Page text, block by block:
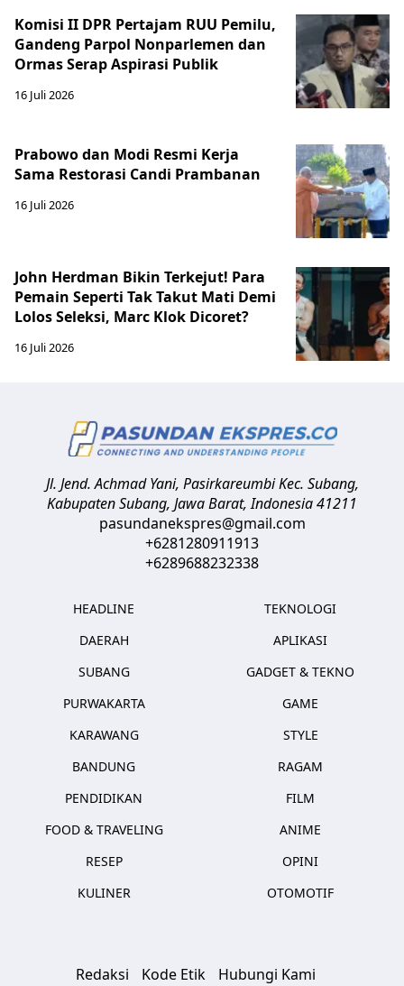
Komisi II DPR Pertajam RUU Pemilu,
Gandeng Parpol Nonparlemen dan
Ormas Serap Aspirasi Publik
16 Juli 2026
Prabowo dan Modi Resmi Kerja
Sama Restorasi Candi Prambanan
16 Juli 2026
John Herdman Bikin Terkejut! Para
Pemain Seperti Tak Takut Mati Demi
Lolos Seleksi, Marc Klok Dicoret?
16 Juli 2026
Jl. Jend. Achmad Yani, Pasirkareumbi Kec. Subang,
Kabupaten Subang, Jawa Barat,Indonesia41211
pasundanekspres@gmail.com
+6281280911913
+6289688232338
HEADLINE
DAERAH
SUBANG
PURWAKARTA
KARAWANG
BANDUNG
PENDIDIKAN
FOOD & TRAVELING
RESEP
KULINER
TEKNOLOGI
APLIKASI
GADGET & TEKNO
GAME
STYLE
RAGAM
FILM
ANIME
OPINI
OTOMOTIF
Redaksi Kode Etik Hubungi Kami